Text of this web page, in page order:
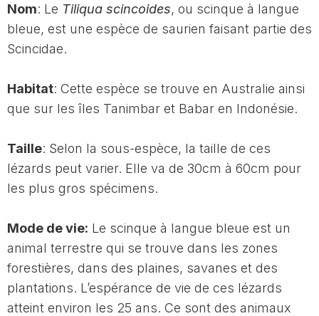
Nom: Le Tiliqua scincoides, ou scinque à langue
bleue, est une espèce de saurien faisant partie des
Scincidae.
Habitat: Cette espèce se trouve en Australie ainsi
que sur les îles Tanimbar et Babar en Indonésie.
Taille: Selon la sous-espèce, la taille de ces
lézards peut varier. Elle va de 30cm à 60cm pour
les plus gros spécimens.
Mode de vie: Le scinque à langue bleue est un
animal terrestre qui se trouve dans les zones
forestières, dans des plaines, savanes et des
plantations. L’espérance de vie de ces lézards
atteint environ les 25 ans. Ce sont des animaux